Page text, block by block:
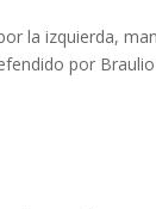
la izquierda,
por